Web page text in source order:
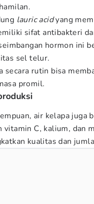
lauric acidyang
sifat antibakteri
hormon ini
sel telur.
secara rutin bisa
promil.
air kelapa juga
C, kalium, dan
kualitas dan